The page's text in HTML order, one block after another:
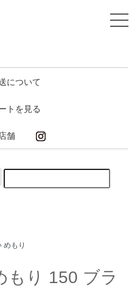
について
トを見る
舗
めもり
もり 150 ブラ